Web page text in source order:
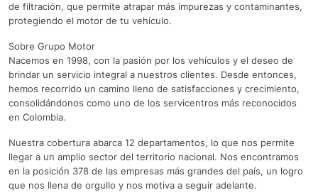
de filtración, que permite atrapar más impurezas y contaminantes,
protegiendo el motor de tu vehículo.
Sobre Grupo Motor
Nacemos en 1998, con la pasión por los vehículos y el deseo de
brindar un servicio integral a nuestros clientes. Desde entonces,
hemos recorrido un camino lleno de satisfacciones y crecimiento,
consolidándonos como uno de los servicentros más reconocidos
en Colombia.
Nuestra cobertura abarca 12 departamentos, lo que nos permite
llegar a un amplio sector del territorio nacional. Nos encontramos
en la posición 378 de las empresas más grandes del país, un logro
que nos llena de orgullo y nos motiva a seguir adelante.